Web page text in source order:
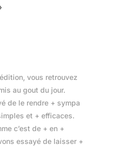
vous retrouvez
au gout du jour.
de le rendre + sympa
et + efficaces.
c’est de + en +
essayé de laisser +